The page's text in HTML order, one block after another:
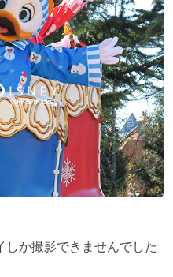
か撮影できませんでした